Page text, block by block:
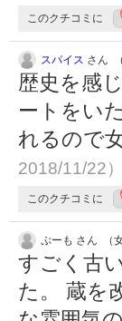
このクチコミに
スパイス さん
歴史を感
ートをい
れるので
2018/11/22）
このクチコミに
ぷーも さん （
すごく古
た。 蔵を